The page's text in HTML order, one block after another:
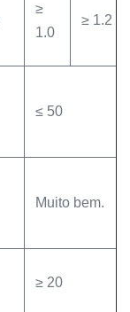
≥
1.0
≥ 1.2
≤ 50
Muito bem.
≥ 20